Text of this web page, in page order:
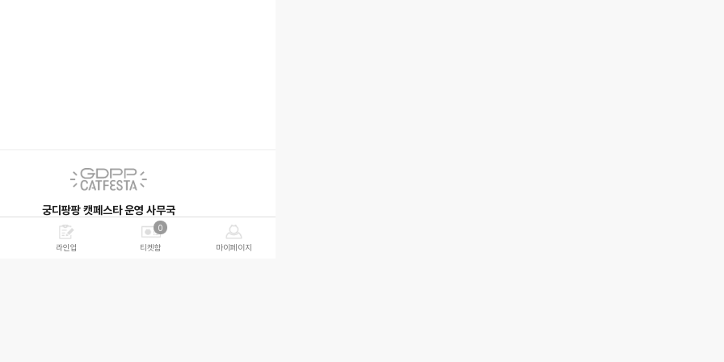
라인업
0
티켓함 마이페이지
궁디팡팡 캣페스타 운영 사무국
평일 10:00~18:00 (주말 및 공휴일 휴무)
기 이용
｜ gdppcat@esgroup.net ｜ 02-6010-6669